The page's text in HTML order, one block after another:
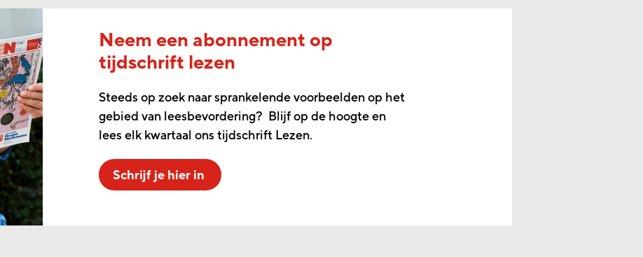
Neem een abonnement op
tijdschrift lezen
Steeds op zoek naar sprankelende voorbeelden op het
gebied van leesbevordering? Blijf op de hoogte en
lees elk kwartaal ons tijdschrift Lezen.
Schrijf je hier in